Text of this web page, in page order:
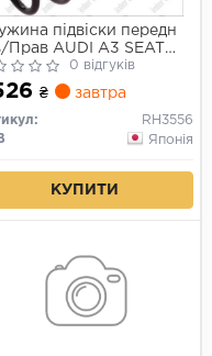
підвіски передн
Прав AUDI A3 SEAT
XL, TOLEDO III VW
V 1.4/1.6/1.9D 05.03-
0 відгуків
₴ завтра
RH3556
Японія
КУПИТИ